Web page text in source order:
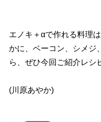
エノキ＋αで作れる料理
かに、ベーコン、シメジ
ら、ぜひ今回ご紹介レシ
(川原あやか)